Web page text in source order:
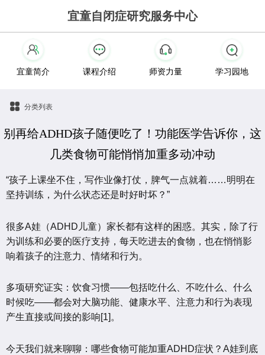
宜童自闭症研究服务中心
宜童简介 课程介绍 师资力量 学习园地
分类列表
别再给ADHD孩子随便吃了！功能医学告诉你，这
几类食物可能悄悄加重多动冲动
“孩子上课坐不住，写作业像打仗，脾气一点就着……明明在
坚持训练，为什么状态还是时好时坏？”
很多A娃（ADHD儿童）家长都有这样的困惑。其实，除了行
为训练和必要的医疗支持，每天吃进去的食物，也在悄悄影
响着孩子的注意力、情绪和行为。
多项研究证实：饮食习惯——包括吃什么、不吃什么、什么
时候吃——都会对大脑功能、健康水平、注意力和行为表现
产生直接或间接的影响[1]。
今天我们就来聊聊：哪些食物可能加重ADHD症状？A娃到底